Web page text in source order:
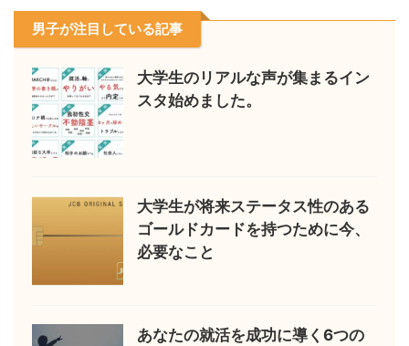
男子が注目している記事
大学生のリアルな声が集まるイン
スタ始めました。
大学生が将来ステータス性のある
ゴールドカードを持つために今、
必要なこと
あなたの就活を成功に導く6つの